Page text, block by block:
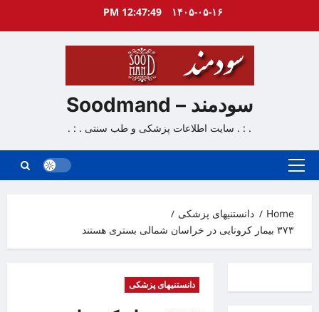
۱۴۰۵-۰۵-۱۶ 12:47:50 PM
سودمند – Soodmand
. : . سایت اطلاعات پزشکی و طب سنتی . : .
Primary
Home
دانستنیهای پزشکی
۳۷۳ بیمار کرونایی در خراسان شمالی بستری هستند
دانستنیهای پزشکی